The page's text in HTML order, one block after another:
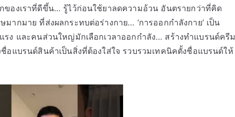
องเราที่ดีขึ้น… รู้ไว้ก่อนใช้ยาลดความอ้วน อันตรายกว่าที่คิด
ากมาย ที่ส่งผลกระทบต่อร่างกาย… ‘การออกกำลังกาย’ เป็น
รง และคนส่วนใหญ่มักเลือกเวลาออกกำลัง… สร้างทำแบรนด์ครีม
ชื่อแบรนด์สินค้าเป็นสิ่งที่ต้องใส่ใจ รวบรวมเทคนิคตั้งชื่อแบรนด์ให้